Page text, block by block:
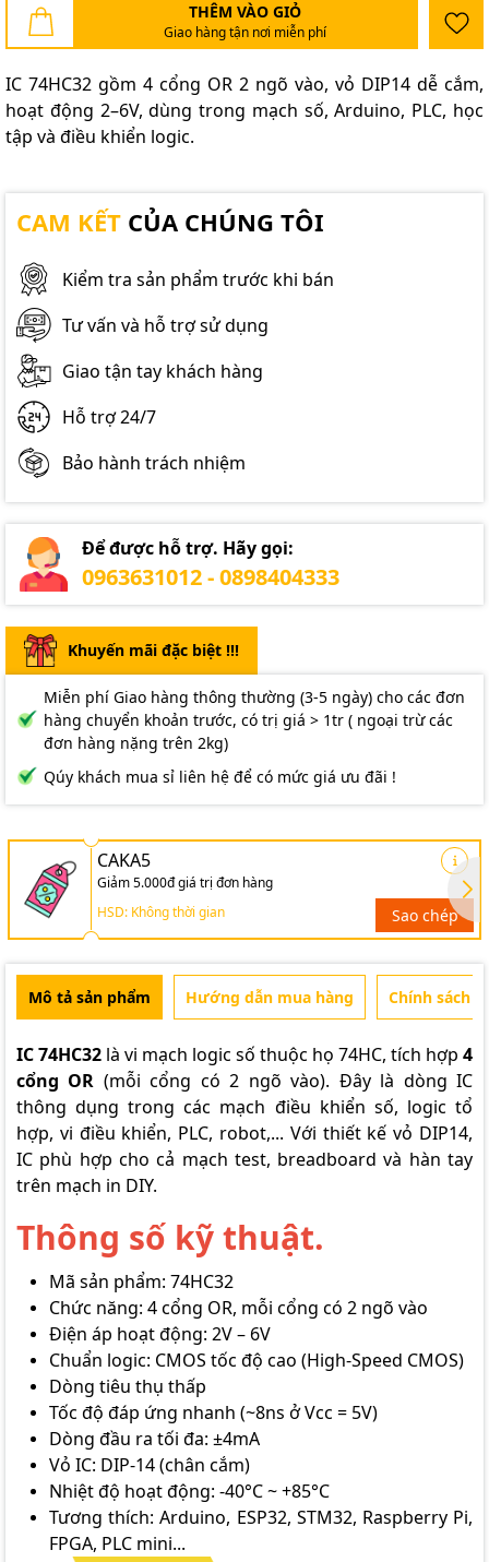
THÊM VÀO GIỎ
Giao hàng tận nơi miễn phí
IC 74HC32 gồm 4 cổng OR 2 ngõ vào, vỏ DIP14 dễ cắm,
hoạt động 2–6V, dùng trong mạch số, Arduino, PLC, học
tập và điều khiển logic.
CAM KẾT CỦA CHÚNG TÔI
Kiểm tra sản phẩm trước khi bán
Tư vấn và hỗ trợ sử dụng
Giao tận tay khách hàng
Hỗ trợ 24/7
Bảo hành trách nhiệm
Để được hỗ trợ. Hãy gọi:
0963631012 - 0898404333
Khuyến mãi đặc biệt !!!
Miễn phí Giao hàng thông thường (3-5 ngày) cho các đơn
hàng chuyển khoản trước, có trị giá > 1tr ( ngoại trừ các
đơn hàng nặng trên 2kg)
Qúy khách mua sỉ liên hệ để có mức giá ưu đãi !
CAKA5
Giảm 5.000đ giá trị đơn hàng
HSD: Không thời gian
Sao chép
Mô tả sản phẩm Hướng dẫn mua hàng Chính sách
IC 74HC32 là vi mạch logic số thuộc họ 74HC, tích hợp 4
cổng OR (mỗi cổng có 2 ngõ vào). Đây là dòng IC
thông dụng trong các mạch điều khiển số, logic tổ
hợp, vi điều khiển, PLC, robot,... Với thiết kế vỏ DIP14,
IC phù hợp cho cả mạch test, breadboard và hàn tay
trên mạch in DIY.
Thông số kỹ thuật.
Mã sản phẩm: 74HC32
Chức năng: 4 cổng OR, mỗi cổng có 2 ngõ vào
Điện áp hoạt động: 2V – 6V
Chuẩn logic: CMOS tốc độ cao (High-Speed CMOS)
Dòng tiêu thụ thấp
Tốc độ đáp ứng nhanh (~8ns ở Vcc = 5V)
Dòng đầu ra tối đa: ±4mA
Vỏ IC: DIP-14 (chân cắm)
Nhiệt độ hoạt động: -40°C ~ +85°C
Tương thích: Arduino, ESP32, STM32, Raspberry Pi,
FPGA, PLC mini...